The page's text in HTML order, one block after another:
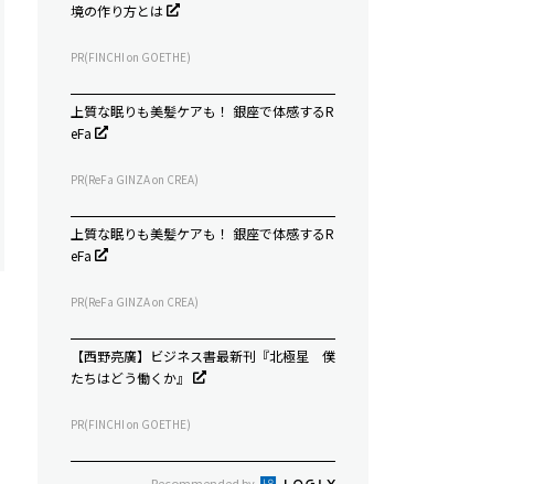
境の作り方とは
PR(FINCHI on GOETHE)
上質な眠りも美髪ケアも！ 銀座で体感するR
eFa
PR(ReFa GINZA on CREA)
上質な眠りも美髪ケアも！ 銀座で体感するR
eFa
PR(ReFa GINZA on CREA)
【西野亮廣】ビジネス書最新刊『北極星 僕
たちはどう働くか』
PR(FINCHI on GOETHE)